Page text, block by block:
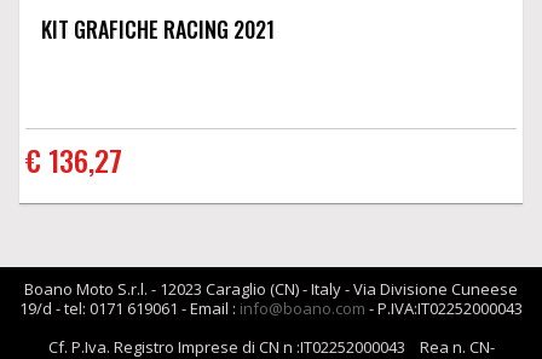
KIT GRAFICHE RACING 2021
€ 136,27
Boano Moto S.r.l. - 12023 Caraglio (CN) - Italy - Via Divisione Cuneese
19/d - tel: 0171 619061 - Email : info@boano.com - P.IVA:IT02252000043
Cf. P.Iva. Registro Imprese di CN n :IT02252000043 Rea n. CN-